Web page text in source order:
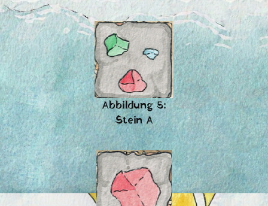
Abbildung 5:
Stein A